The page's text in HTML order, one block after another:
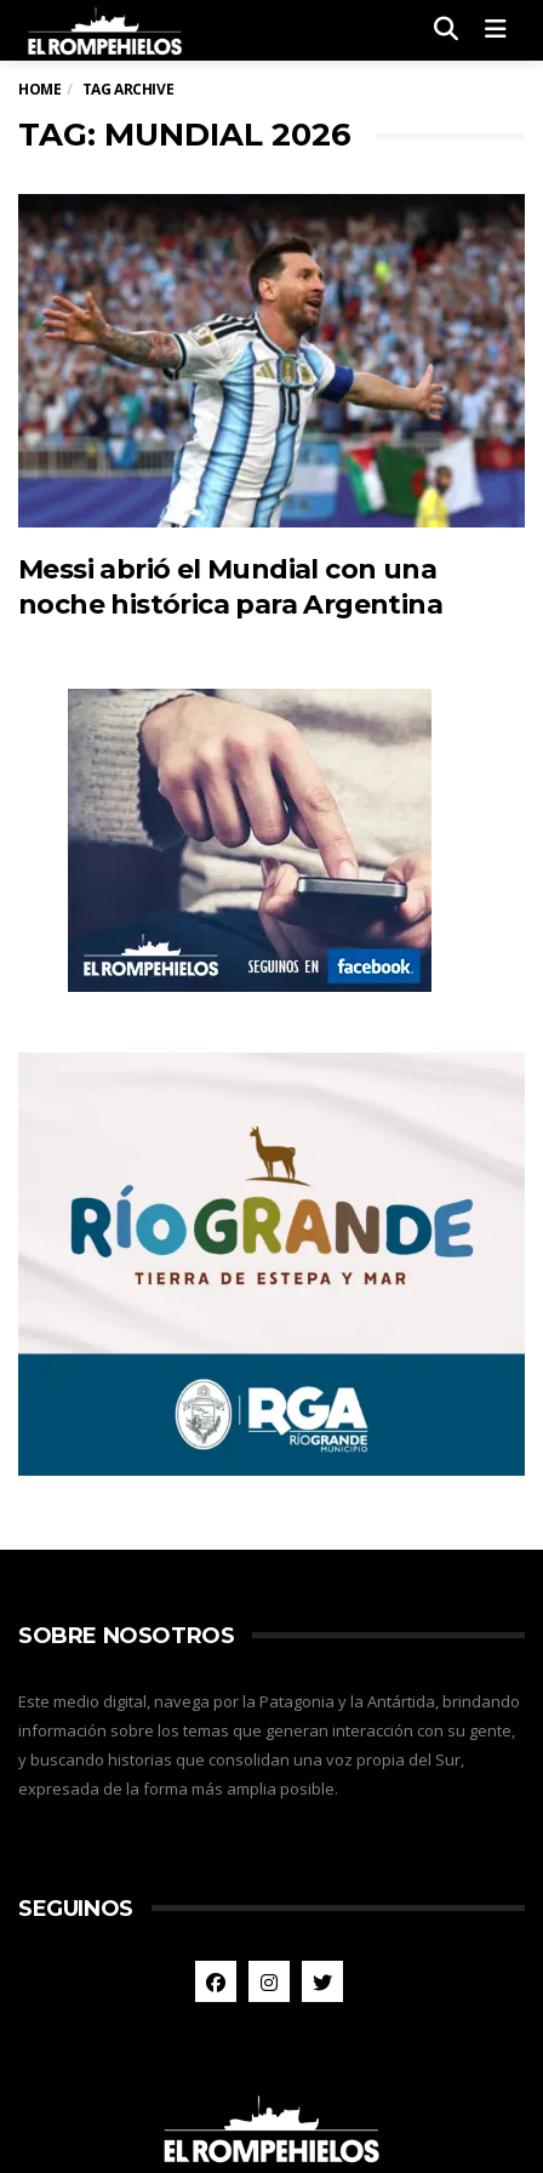
HOME TAG ARCHIVE
TAG: MUNDIAL 2026
Messi abrió el Mundial con una
noche histórica para Argentina
SOBRE NOSOTROS
Este medio digital, navega por la Patagonia y la Antártida, brindando
información sobre los temas que generan interacción con su gente,
y buscando historias que consolidan una voz propia del Sur,
expresada de la forma más amplia posible.
SEGUINOS